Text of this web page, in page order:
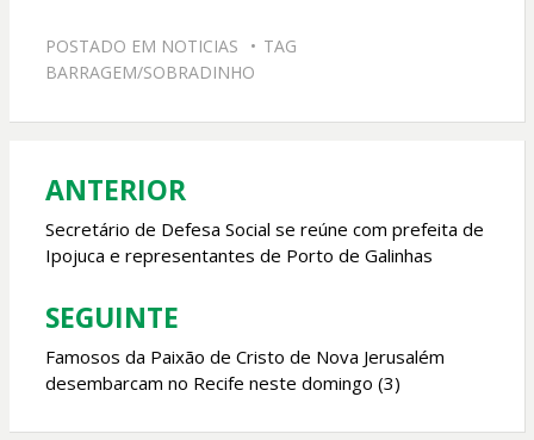
e
b
o
at
A
POSTADO EM NOTICIAS
TAG
BARRAGEM/SOBRADINHO
Navegação
de
Post
ANTERIOR
Secretário de Defesa Social se reúne com prefeita de
Ipojuca e representantes de Porto de Galinhas
SEGUINTE
Famosos da Paixão de Cristo de Nova Jerusalém
desembarcam no Recife neste domingo (3)